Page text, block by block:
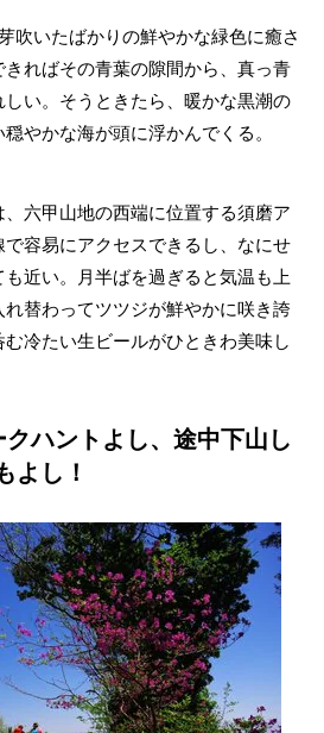
吹いたばかりの鮮やかな緑色に癒さ
ればその青葉の隙間から、真っ青
い。そうときたら、暖かな黒潮の
やかな海が頭に浮かんでくる。
六甲山地の西端に位置する須磨ア
容易にアクセスできるし、なにせ
近い。月半ばを過ぎると気温も上
替わってツツジが鮮やかに咲き誇
冷たい生ビールがひときわ美味し
ハントよし、途中下山し
よし！